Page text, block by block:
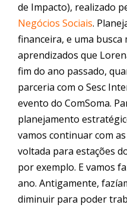
de Impacto), realizado
Negócios Sociais.
financeira, e uma
aprendizados que
fim do ano passado,
parceria com o Sesc
evento do ComSoma.
planejamento
vamos continuar com
voltada para estações
por exemplo. E vamos
ano. Antigamente,
diminuir para poder